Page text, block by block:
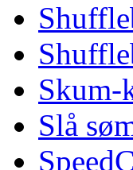
Skum-
Slå